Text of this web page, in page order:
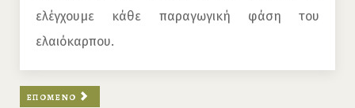
ελέγχουμε κάθε παραγωγική φάση του
ελαιόκαρπου.
ΕΠΌΜΕΝΟ